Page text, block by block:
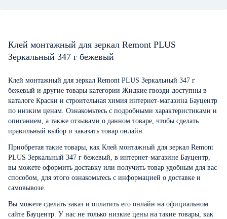
Клей монтажный для зеркал Remont PLUS
Зеркальный 347 г бежевый
Клей монтажный для зеркал Remont PLUS Зеркальный 347 г
бежевый и другие товары категории Жидкие гвозди доступны в
каталоге Краски и строительная химия интернет-магазина Бауцентр
по низким ценам. Ознакомьтесь с подробными характеристиками и
описанием, а также отзывами о данном товаре, чтобы сделать
правильный выбор и заказать товар онлайн.
Приобретая такие товары, как Клей монтажный для зеркал Remont
PLUS Зеркальный 347 г бежевый, в интернет-магазине Бауцентр,
вы можете оформить доставку или получить товар удобным для вас
способом, для этого ознакомьтесь с информацией о доставке и
самовывозе
Вы можете сделать заказ и оплатить его онлайн на официальном
сайте Бауцентр. У нас не только низкие цены на такие товары, как